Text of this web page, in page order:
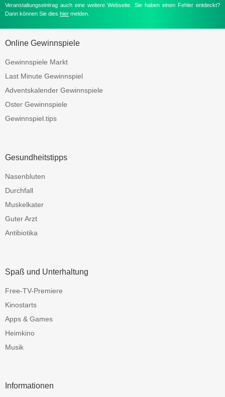
Veranstaltungseintrag auch eine weitere Webseite. Sie haben einen Fehler entdeckt?
Dann können Sie dies hier melden.
Online Gewinnspiele
Gewinnspiele Markt
Last Minute Gewinnspiel
Adventskalender Gewinnspiele
Oster Gewinnspiele
Gewinnspiel.tips
Gesundheitstipps
Nasenbluten
Durchfall
Muskelkater
Guter Arzt
Antibiotika
Spaß und Unterhaltung
Free-TV-Premiere
Kinostarts
Apps & Games
Heimkino
Musik
Informationen